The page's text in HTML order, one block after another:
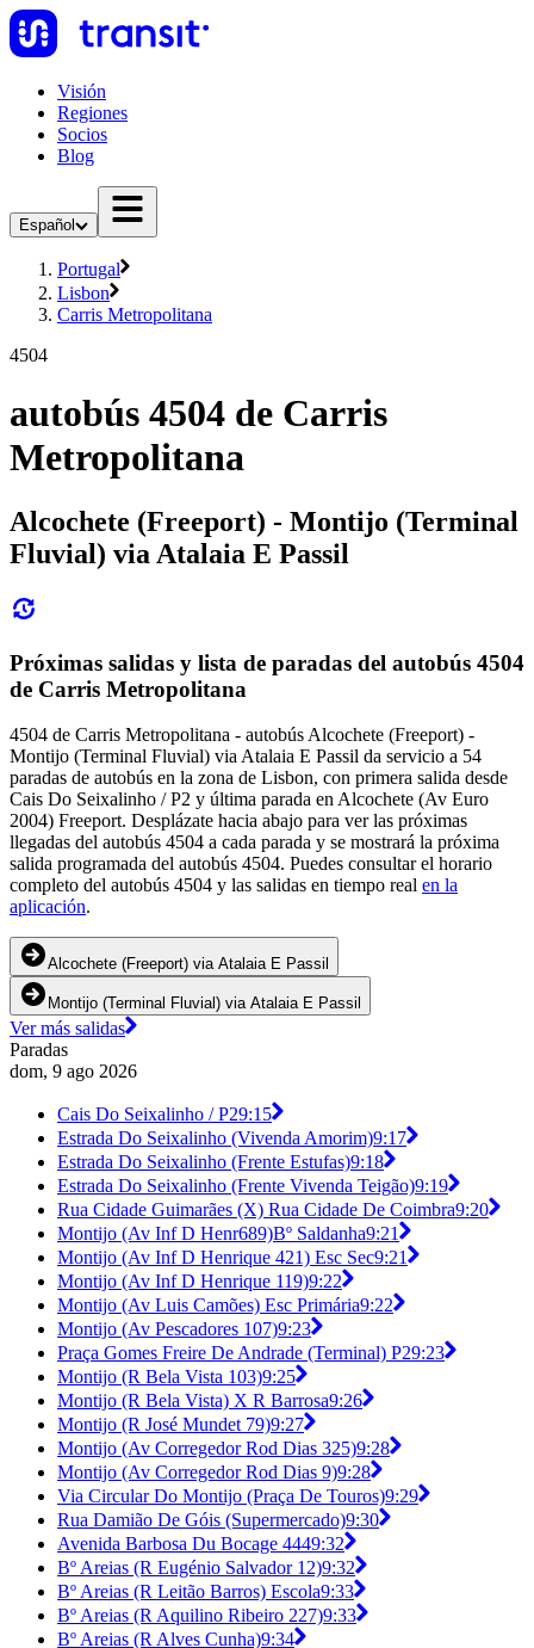
Visión
Regiones
Socios
Blog
Español
Portugal
Lisbon
Carris Metropolitana
4504
autobús 4504 de Carris
Metropolitana
Alcochete (Freeport) - Montijo (Terminal
Fluvial) via Atalaia E Passil
Próximas salidas y lista de paradas del autobús 4504
de Carris Metropolitana
4504 de Carris Metropolitana - autobús Alcochete (Freeport) -
Montijo (Terminal Fluvial) via Atalaia E Passil da servicio a 54
paradas de autobús en la zona de Lisbon, con primera salida desde
Cais Do Seixalinho / P2 y última parada en Alcochete (Av Euro
2004) Freeport. Desplázate hacia abajo para ver las próximas
llegadas del autobús 4504 a cada parada y se mostrará la próxima
salida programada del autobús 4504. Puedes consultar el horario
completo del autobús 4504 y las salidas en tiempo real en la
aplicación.
Alcochete (Freeport) via Atalaia E Passil
Montijo (Terminal Fluvial) via Atalaia E Passil
Ver más salidas
Paradas
dom, 9 ago 2026
Cais Do Seixalinho / P29:15
Estrada Do Seixalinho (Vivenda Amorim)9:17
Estrada Do Seixalinho (Frente Estufas)9:18
Estrada Do Seixalinho (Frente Vivenda Teigão)9:19
Rua Cidade Guimarães (X) Rua Cidade De Coimbra9:20
Montijo (Av Inf D Henr689)Bº Saldanha9:21
Montijo (Av Inf D Henrique 421) Esc Sec9:21
Montijo (Av Inf D Henrique 119)9:22
Montijo (Av Luis Camões) Esc Primária9:22
Montijo (Av Pescadores 107)9:23
Praça Gomes Freire De Andrade (Terminal) P29:23
Montijo (R Bela Vista 103)9:25
Montijo (R Bela Vista) X R Barrosa9:26
Montijo (R José Mundet 79)9:27
Montijo (Av Corregedor Rod Dias 325)9:28
Montijo (Av Corregedor Rod Dias 9)9:28
Via Circular Do Montijo (Praça De Touros)9:29
Rua Damião De Góis (Supermercado)9:30
Avenida Barbosa Du Bocage 4449:32
Bº Areias (R Eugénio Salvador 12)9:32
Bº Areias (R Leitão Barros) Escola9:33
Bº Areias (R Aquilino Ribeiro 227)9:33
Bº Areias (R Alves Cunha)9:34